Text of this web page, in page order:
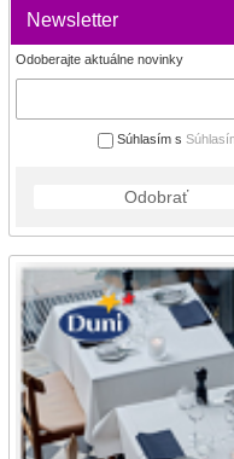
Newsletter
Odoberajte aktuálne novinky
Súhlasím s
Odobrať